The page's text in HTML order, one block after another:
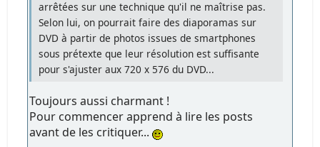
arrêtées sur une technique qu'il ne maîtrise pas.
Selon lui, on pourrait faire des diaporamas sur
DVD à partir de photos issues de smartphones
sous prétexte que leur résolution est suffisante
pour s'ajuster aux 720 x 576 du DVD...
Toujours aussi charmant !
Pour commencer apprend à lire les posts
avant de les critiquer...